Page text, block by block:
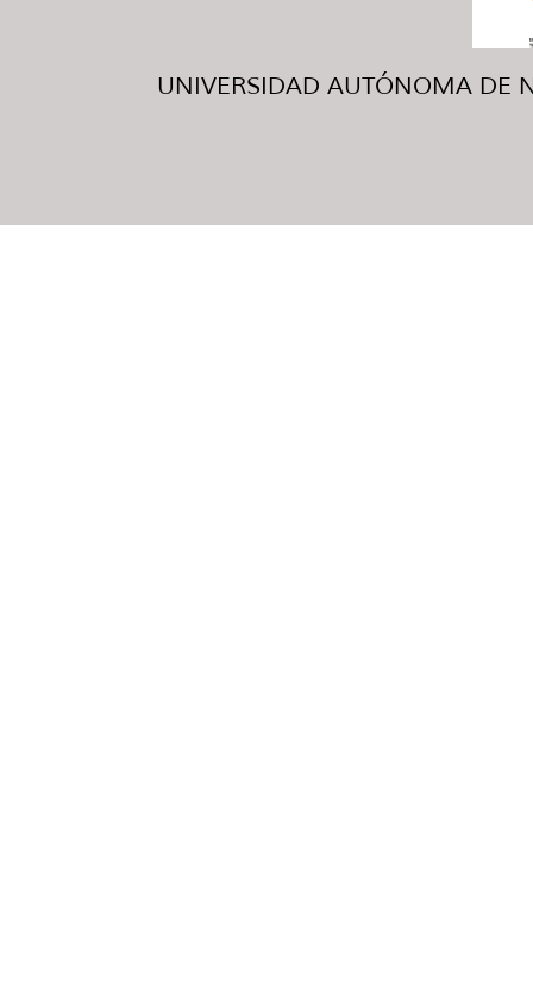
UNIVERSIDAD AUTÓNOMA DE